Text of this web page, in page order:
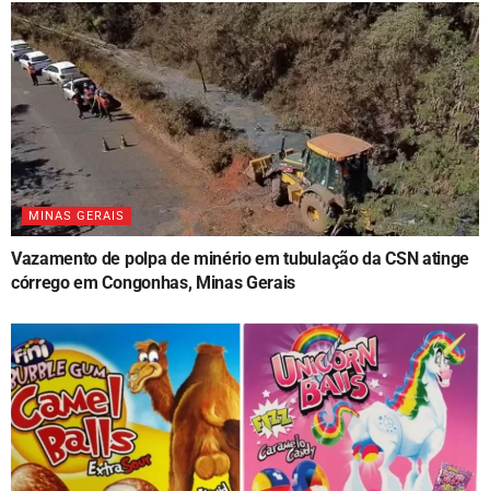
MINAS GERAIS
Vazamento de polpa de minério em tubulação da CSN atinge
córrego em Congonhas, Minas Gerais